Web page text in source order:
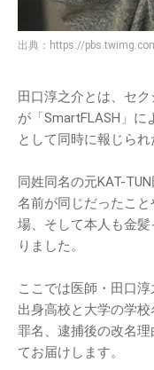
出典： https://
田口淳之介とは、セ
が「SmartFLASH」に
として同時に報じられ
同姓同名の元KAT-
名前が同じだったこ
場、そして本人も金
りました。
ここでは医師・田口
出身高校と大学の学
罪名、逮捕後の改名
てお届けします。